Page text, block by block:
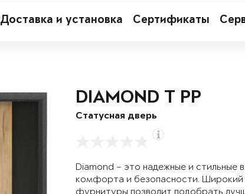
Доставка и установка Сертификаты
DIAMOND T РР
Статусная дверь
Diamond – это надежные и стильные
комфорта и безопасности. Широкий
фурнитуры позволит подобрать